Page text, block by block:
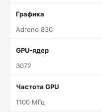
Графика
Adreno 830
GPU-ядер
3072
Частота GPU
1100 МГц